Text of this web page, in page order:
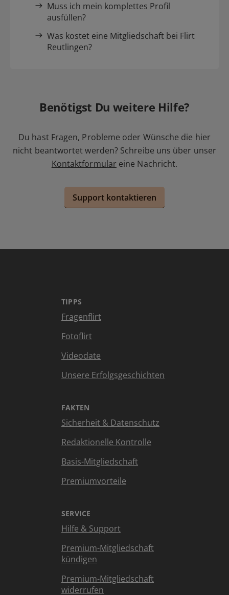
Muss ich mein komplettes Profil
ausfüllen?
Was kostet eine Mitgliedschaft bei Flirt
Reutlingen?
Benötigst Du weitere Hilfe?
Du hast Fragen, Probleme oder Wünsche die hier
nicht beantwortet werden? Schreibe uns über unser
Kontaktformular eine Nachricht.
Support kontaktieren
TIPPS
Fragenflirt
Fotoflirt
Videodate
Unsere Erfolgsgeschichten
FAKTEN
Sicherheit & Datenschutz
Redaktionelle Kontrolle
Basis-Mitgliedschaft
Premiumvorteile
SERVICE
Hilfe & Support
Premium-Mitgliedschaft
kündigen
Premium-Mitgliedschaft
widerrufen